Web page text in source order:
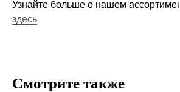
Узнайте больше о нашем
здесь
Смотрите также
Компания
Блог